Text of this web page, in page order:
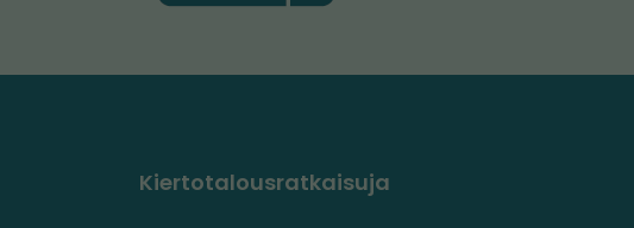
Kiertotalousratkaisuja